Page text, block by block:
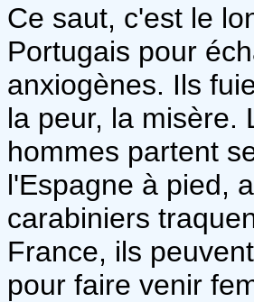
Ce saut, c'est le
Portugais pour
anxiogènes. Ils
la peur, la misère.
hommes partent
l'Espagne à pied,
carabiniers
France, ils
pour faire venir